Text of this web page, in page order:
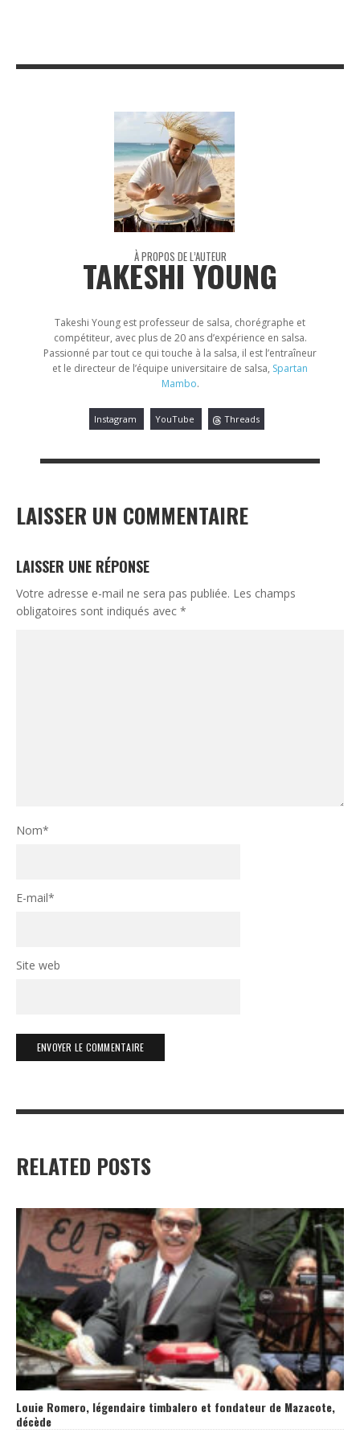
À PROPOS DE L’AUTEUR
TAKESHI YOUNG
Takeshi Young est professeur de salsa, chorégraphe et
compétiteur, avec plus de 20 ans d’expérience en salsa.
Passionné par tout ce qui touche à la salsa, il est l’entraîneur
et le directeur de l’équipe universitaire de salsa, Spartan
Mambo.
Instagram YouTube Threads
LAISSER UN COMMENTAIRE
LAISSER UNE RÉPONSE
Votre adresse e-mail ne sera pas publiée. Les champs
obligatoires sont indiqués avec *
Nom*
E-mail*
Site web
RELATED POSTS
Louie Romero, légendaire timbalero et fondateur de Mazacote,
décède